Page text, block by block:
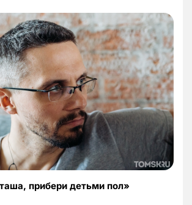
прибери детьми пол»